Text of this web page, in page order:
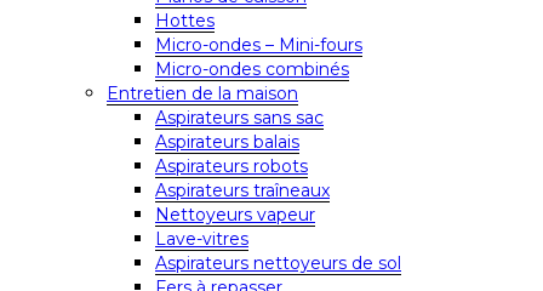
Hottes
Micro-ondes – Mini-fours
Micro-ondes combinés
Entretien de la maison
Aspirateurs sans sac
Aspirateurs balais
Aspirateurs robots
Aspirateurs traîneaux
Nettoyeurs vapeur
Lave-vitres
Aspirateurs nettoyeurs de sol